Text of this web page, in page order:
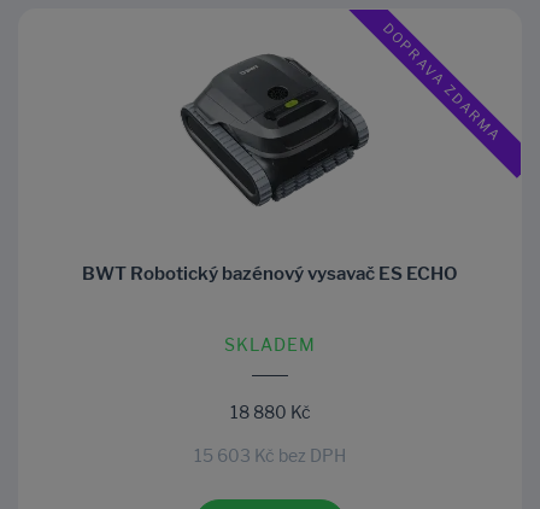
DOPRAVA ZDARMA
BWT Robotický bazénový vysavač ES ECHO
SKLADEM
18 880 Kč
15 603 Kč bez DPH